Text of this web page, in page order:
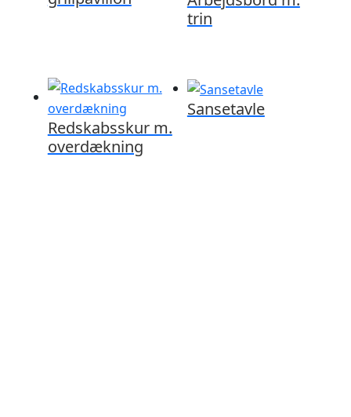
trin
Redskabsskur m.
overdækning
Sansetavle